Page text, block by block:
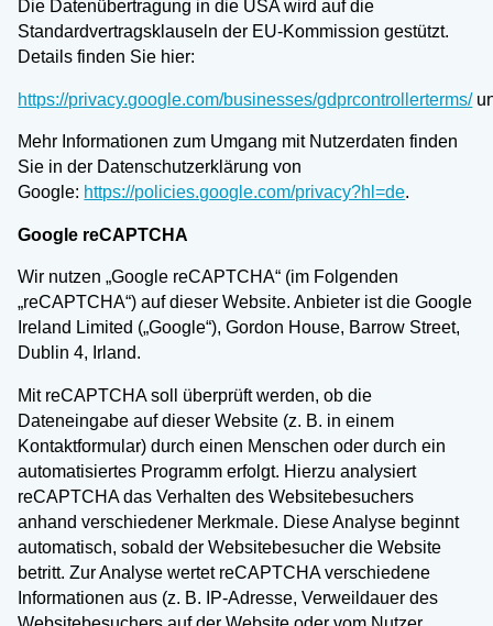
Die Datenübertragung in die USA wird auf die
Standardvertragsklauseln der EU-Kommission gestützt.
Details finden Sie hier:
https://privacy.google.com/businesses/gdprcontrollerterms/
Mehr Informationen zum Umgang mit Nutzerdaten finden
Sie in der Datenschutzerklärung von
Google: https://policies.google.com/privacy?hl=de.
Google reCAPTCHA
Wir nutzen „Google reCAPTCHA“ (im Folgenden
„reCAPTCHA“) auf dieser Website. Anbieter ist die Google
Ireland Limited („Google“), Gordon House, Barrow Street,
Dublin 4, Irland.
Mit reCAPTCHA soll überprüft werden, ob die
Dateneingabe auf dieser Website (z. B. in einem
Kontaktformular) durch einen Menschen oder durch ein
automatisiertes Programm erfolgt. Hierzu analysiert
reCAPTCHA das Verhalten des Websitebesuchers
anhand verschiedener Merkmale. Diese Analyse beginnt
automatisch, sobald der Websitebesucher die Website
betritt. Zur Analyse wertet reCAPTCHA verschiedene
Informationen aus (z. B. IP-Adresse, Verweildauer des